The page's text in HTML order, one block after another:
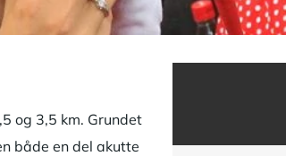
og 3,5 km. Grundet
både en del akutte